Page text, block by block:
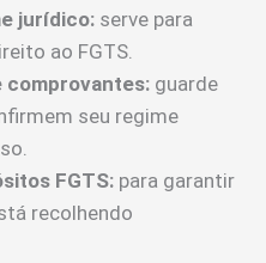
jurídico: serve para
ao FGTS.
guarde
seu regime
FGTS: para garantir
recolhendo